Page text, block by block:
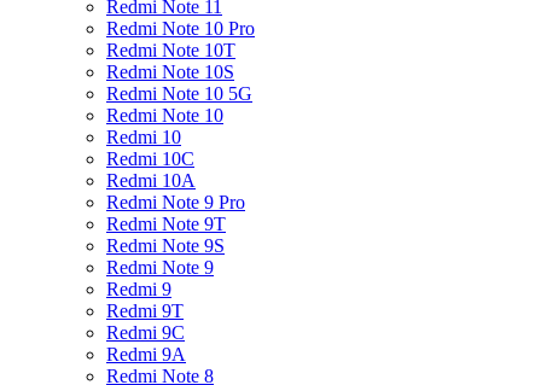
Redmi Note 11
Redmi Note 10 Pro
Redmi Note 10T
Redmi Note 10S
Redmi Note 10 5G
Redmi Note 10
Redmi 10
Redmi 10C
Redmi 10A
Redmi Note 9 Pro
Redmi Note 9T
Redmi Note 9S
Redmi Note 9
Redmi 9
Redmi 9T
Redmi 9C
Redmi 9A
Redmi Note 8